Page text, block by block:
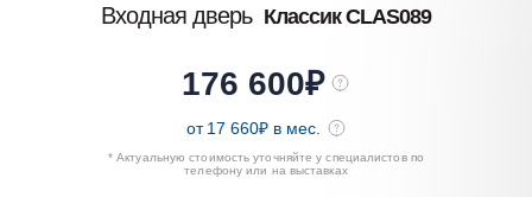
Входная дверь Классик CLAS089
176 600₽
от 17 660₽ в мес.
* Актуальную стоимость уточняйте у специалистов по
телефону или на выставках